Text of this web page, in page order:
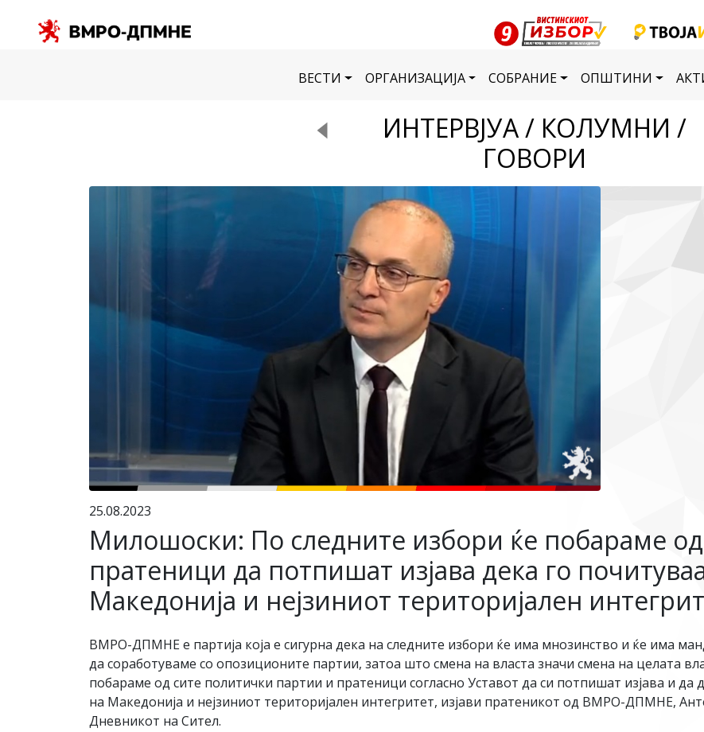
ВЕСТИ ОРГАНИЗАЦИЈА СОБРАНИЕ ОПШТИНИ
ИНТЕРВЈУА / КОЛУМНИ /
ГОВОРИ
25.08.2023
Милошоски: По следните избори ќе побараме
пратеници да потпишат изјава дека го
Македонија и нејзиниот територијален
ВМРО-ДПМНЕ е партија која е сигурна дека на следните избори ќе има мнозинство и ќе има
да соработуваме со опозиционите партии, затоа што смена на власта значи смена на целата
побараме од сите политички партии и пратеници согласно Уставот да си потпишат изјава и да
на Македонија и нејзиниот територијален интегритет, изјави пратеникот од ВМРО-ДПМНЕ,
Дневникот на Сител.